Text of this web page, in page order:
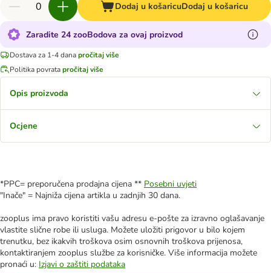
Dodaj u košaricuDodaj u košaricu
Zaradite 24 zooBodova za ovaj proizvod
Dostava za 1-4 danapročitaj više
Politika povratapročitaj više
Opis proizvoda
Ocjene
*PPC= preporučena prodajna cijena ** Posebni uvjeti
"Inače" = Najniža cijena artikla u zadnjih 30 dana.
zooplus ima pravo koristiti vašu adresu e-pošte za izravno oglašavanje
vlastite slične robe ili usluga. Možete uložiti prigovor u bilo kojem
trenutku, bez ikakvih troškova osim osnovnih troškova prijenosa,
kontaktiranjem zooplus službe za korisničke. Više informacija možete
pronaći u: Izjavi o zaštiti podataka